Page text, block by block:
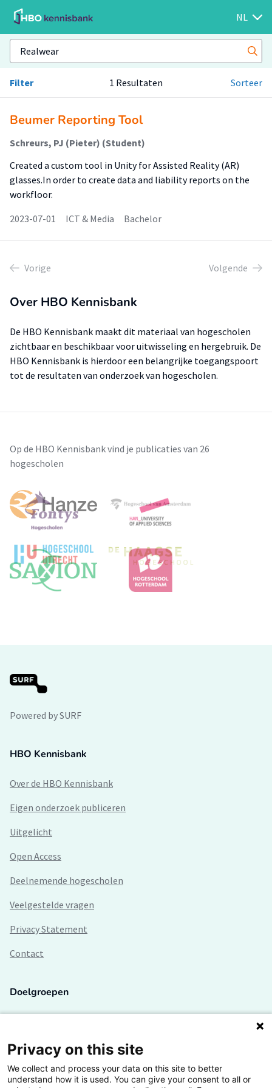
NL
Filter 1 Resultaten Sorteer
Beumer Reporting Tool
Schreurs, PJ (Pieter) (Student)
Created a custom tool in Unity for Assisted Reality (AR)
glasses.In order to create data and liability reports on the
workfloor.
2023-07-01
ICT & Media Bachelor
Vorige Volgende
Over HBO Kennisbank
De HBO Kennisbank maakt dit materiaal van hogescholen
zichtbaar en beschikbaar voor uitwisseling en hergebruik. De
HBO Kennisbank is hierdoor een belangrijke toegangspoort
tot de resultaten van onderzoek van hogescholen.
Op de HBO Kennisbank vind je publicaties van 26
hogescholen
Powered by SURF
HBO Kennisbank
Over de HBO Kennisbank
Eigen onderzoek publiceren
Uitgelicht
Open Access
Deelnemende hogescholen
Veelgestelde vragen
Privacy Statement
Contact
Doelgroepen
Lectoren en onderzoekers
Bedrijven
Privacy on this site
We collect and process your data on this site to better
understand how it is used. You can give your consent to all or